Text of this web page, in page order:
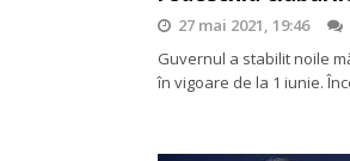
27 mai 2021, 19:46
Guvernul a stabilit noile
în vigoare de la 1 iunie.